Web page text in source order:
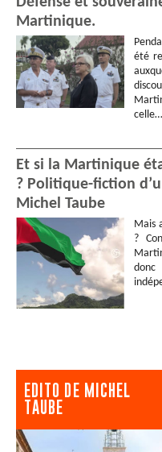
Martinique.
été
celle…
Et si la Martinique
? Politique-fiction
Michel Taube
Mais
?
EDITO DE MICHEL
TAUBE